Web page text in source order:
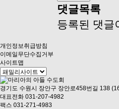
댓글목록
등록된 댓글
개인정보취급방침
이메일무단수집거부
사이트맵
경기도 수원시 장안구 장안로458번길 138
대표전화 031-207-4982
팩스 031-271-4983